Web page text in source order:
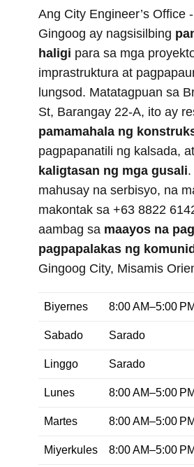
Ang City Engineer’s Office
Gingoog ay nagsisilbing
haligi para sa mga
imprastruktura at
lungsod. Matatagpuan sa
St, Barangay 22-A, ito ay
pamamahala ng
pagpapanatili ng kalsada,
kaligtasan ng mga gusali.
mahusay na serbisyo, na
makontak sa +63 8822
aambag sa maayos na
pagpapalakas ng
Gingoog City, Misamis
Biyernes 8:00 AM–5:00 PM
Sabado Sarado
Linggo Sarado
Lunes 8:00 AM–5:00 PM
Martes 8:00 AM–5:00 PM
Miyerkules 8:00 AM–5:00 PM